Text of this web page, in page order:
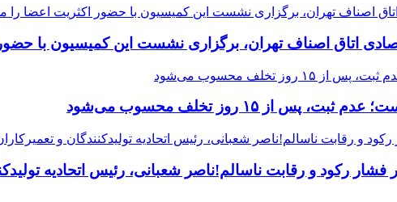
اتاق اصناف تهران، برگزاری نشست این کمیسیون با
رکود و رقابت ناسالم!ناصر شعبانی، رئیس اتحادیه